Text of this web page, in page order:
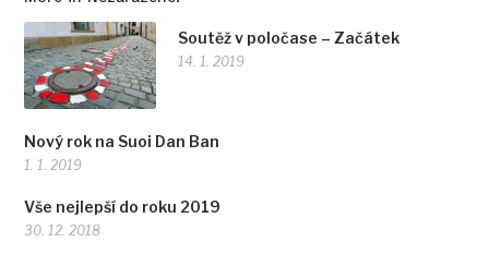
Soutěž v poločase – Začátek
14. 1. 2019
Nový rok na Suoi Dan Ban
1. 1. 2019
Vše nejlepší do roku 2019
30. 12. 2018